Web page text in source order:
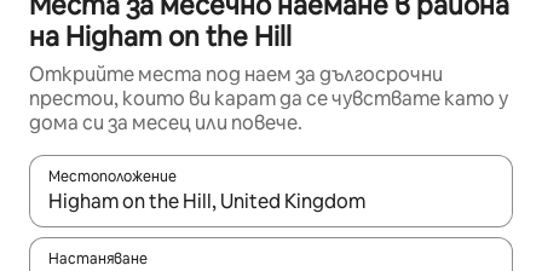
на Higham on the Hill
Открийте места под наем за дългосрочни
престои, които ви карат да се чувствате като у
дома си за месец или повече.
Местоположение
Когато резултатите се покажат, използвайте
Настаняване